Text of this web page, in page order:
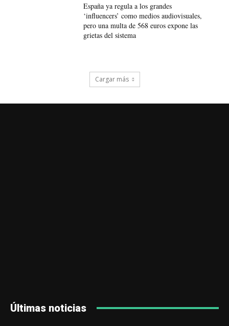
España ya regula a los grandes
‘influencers’ como medios audiovisuales,
pero una multa de 568 euros expone las
grietas del sistema
Cargar más
Últimas noticias